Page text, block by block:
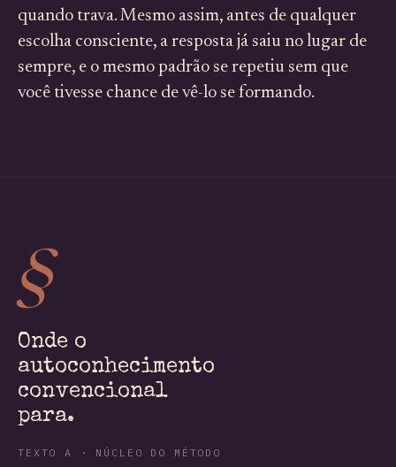
quando trava. Mesmo assim, antes de qualquer
escolha consciente, a resposta já saiu no lugar de
sempre, e o mesmo padrão se repetiu sem que
você tivesse chance de vê-lo se formando.
§
Onde o
autoconhecimento
convencional
para.
TEXTO A · NÚCLEO DO MÉTODO